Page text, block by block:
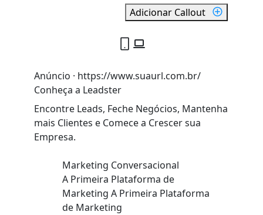
Adicionar Callout
Anúncio · https://www.suaurl.com.br/
Conheça a Leadster
Encontre Leads, Feche Negócios, Mantenha
mais Clientes e Comece a Crescer sua
Empresa.
Marketing Conversacional
A Primeira Plataforma de
Marketing A Primeira Plataforma
de Marketing